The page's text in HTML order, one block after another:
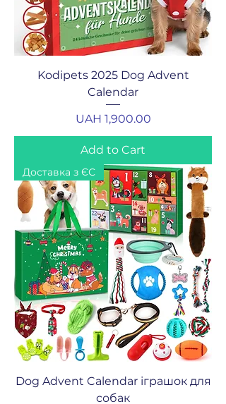
Kodipets 2025 Dog Advent
Calendar
Price
UAH 1,900.00
Add to Cart
Доставка з ЄС
Dog Advent Calendar іграшок для
собак